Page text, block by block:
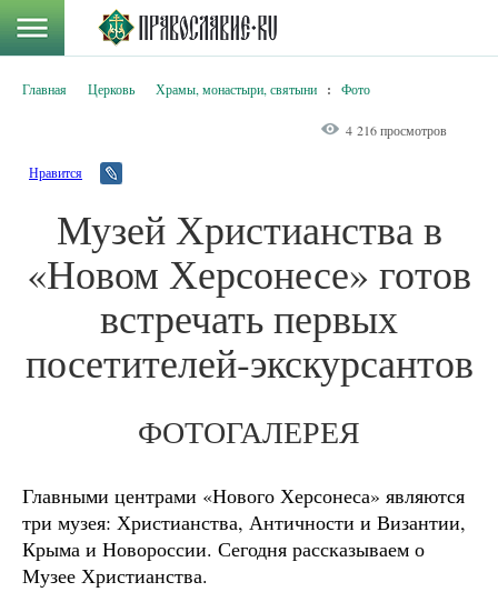
Главная Церковь Храмы, монастыри, святыни : Фото
4 216 просмотров
Нравится
Музей Христианства в
«Новом Херсонесе» готов
встречать первых
посетителей-экскурсантов
ФОТОГАЛЕРЕЯ
Главными центрами «Нового Херсонеса» являются
три музея: Христианства, Античности и Византии,
Крыма и Новороссии. Сегодня рассказываем о
Музее Христианства.